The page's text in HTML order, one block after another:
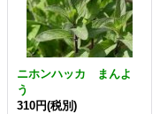
ニホンハッカ まんよ
う
310円(税別)